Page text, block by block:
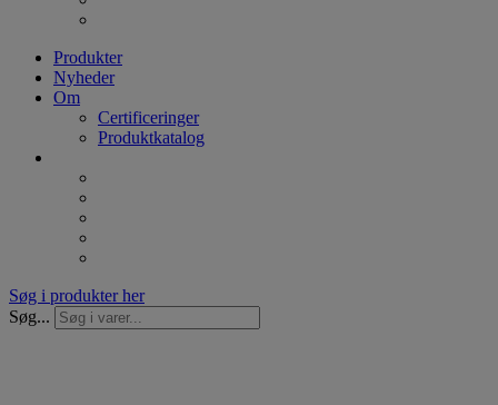
Produkter
Nyheder
Om
Certificeringer
Produktkatalog
Søg i produkter her
Søg...